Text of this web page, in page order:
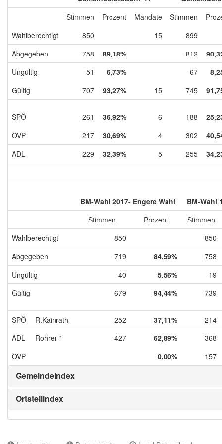
Stimmen
Prozent Mandate Stimmen
Wahlberechtigt
850 15
899
Abgegeben
758 89,18% 812
Ungültig
51 6,73% 67
Gültig
707 93,27% 15 745
SPÖ 261 36,92% 6 188
ÖVP
217 30,69% 4 302
ADL
229 32,39% 5 255
BM-Wahl 2017- Engere Wahl
BM-Wahl
Stimmen
Prozent
Stimmen
Wahlberechtigt
850
850
Abgegeben
719 84,59%
758
Ungültig
40 5,56%
19
Gültig
679 94,44% 739
SPÖ R.Kainrath 252 37,11%
214
ADL
Rohrer * 427 62,89%
368
ÖVP
0,00% 157
Gemeindeindex
Ortsteilindex